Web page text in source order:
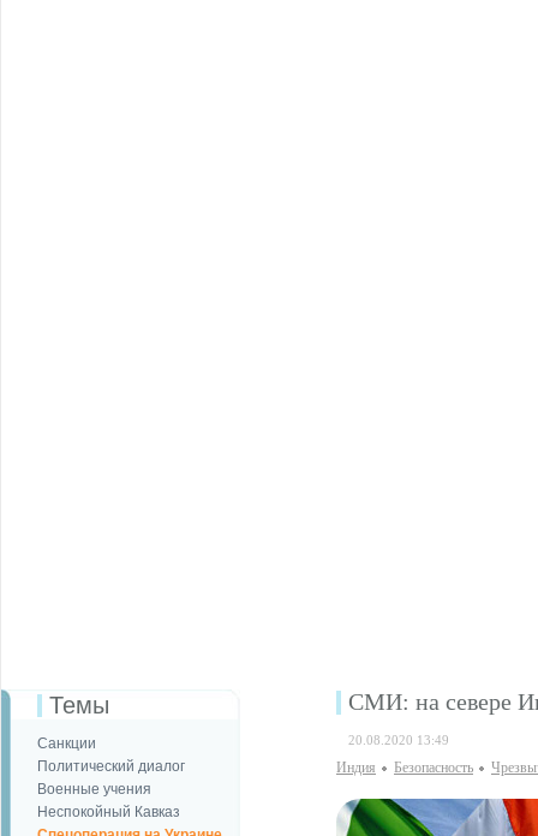
Темы
Санкции
Политический диалог
Военные учения
Неспокойный Кавказ
СМИ: на севере
20.08.2020 13:49
Индия Безопаcность